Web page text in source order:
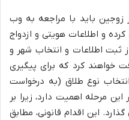
زوجین باید با مراجعه به وب
و اطلاعات هویتی و ازدواج
اطلاعات و انتخاب شهر و
خواهند کرد که برای پیگیری
نوع طلاق (به درخواست
مرحله اهمیت دارد، زیرا بر
این اقدام قانونی، مطابق